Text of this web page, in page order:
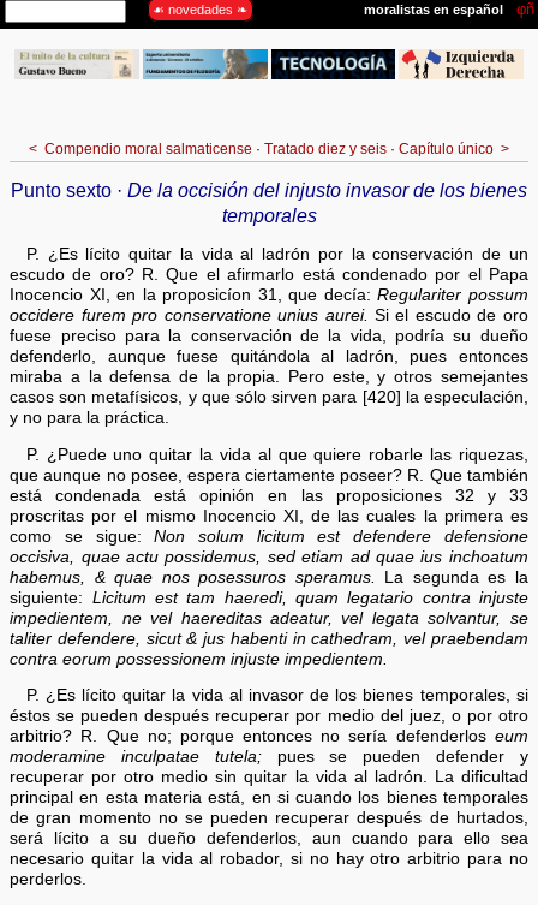
< Compendio moral salmaticense · Tratado diez y seis · Capítulo único >
Punto sexto · De la occisión del injusto invasor de los bienes
temporales
P. ¿Es lícito quitar la vida al ladrón por la conservación de un
escudo de oro? R. Que el afirmarlo está condenado por el Papa
Inocencio XI, en la proposicíon 31, que decía: Regulariter possum
occidere furem pro conservatione unius aurei. Si el escudo de oro
fuese preciso para la conservación de la vida, podría su dueño
defenderlo, aunque fuese quitándola al ladrón, pues entonces
miraba a la defensa de la propia. Pero este, y otros semejantes
casos son metafísicos, y que sólo sirven para [420] la especulación,
y no para la práctica.
P. ¿Puede uno quitar la vida al que quiere robarle las riquezas,
que aunque no posee, espera ciertamente poseer? R. Que también
está condenada está opinión en las proposiciones 32 y 33
proscritas por el mismo Inocencio XI, de las cuales la primera es
como se sigue:Non solum licitum est defendere defensione
occisiva, quae actu possidemus, sed etiam ad quae ius inchoatum
habemus, & quae nos posessuros speramus.
La segunda es la
siguiente: Licitum est tam haeredi, quam legatario contra injuste
impedientem, ne vel haereditas adeatur, vel legata solvantur, se
taliter defendere, sicut & jus habenti in cathedram, vel praebendam
contra eorum possessionem injuste impedientem.
P. ¿Es lícito quitar la vida al invasor de los bienes temporales, si
éstos se pueden después recuperar por medio del juez, o por otro
arbitrio? R. Que no; porque entonces no sería defenderlos eum
moderamine inculpatae tutela;pues se pueden defender y
recuperar por otro medio sin quitar la vida al ladrón. La dificultad
principal en esta materia está, en si cuando los bienes temporales
de gran momento no se pueden recuperar después de hurtados,
será lícito a su dueño defenderlos, aun cuando para ello sea
necesario quitar la vida al robador, si no hay otro arbitrio para no
perderlos.